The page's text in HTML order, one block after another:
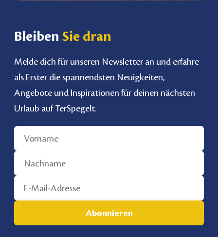
BleibenSie dran
Melde dich für unseren Newsletter an und erfahre
als Erster die spannendsten Neuigkeiten,
Angebote und Inspirationen für deinen nächsten
Urlaub auf TerSpegelt.